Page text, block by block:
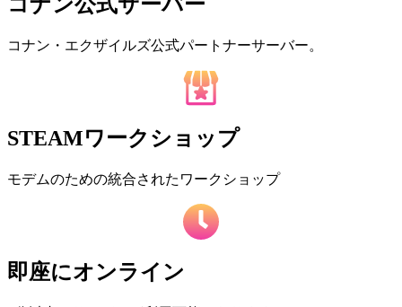
コナン公式サーバー
コナン・エクザイルズ公式パートナーサーバー。
STEAMワークショップ
モデムのための統合されたワークショップ
即座にオンライン